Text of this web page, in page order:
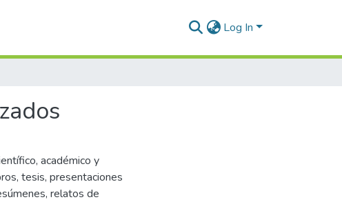
Log In
académico y
tesis, presentaciones
relatos de